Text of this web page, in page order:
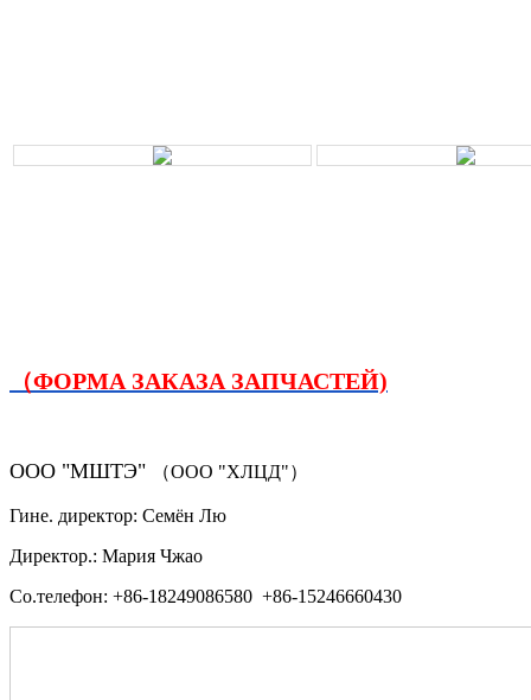
（ФОРМА ЗАКАЗА ЗАПЧАСТЕЙ)
ООО "МШТЭ" （ООО "ХЛЦД"）
Гине. директор: Семён Лю
Директор.: Мария Чжао
Со.телефон: +86-18249086580 +86-15246660430